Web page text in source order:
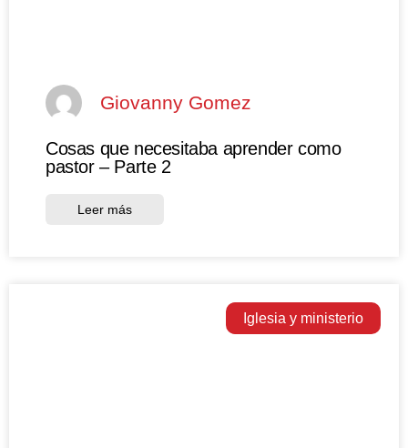
Giovanny Gomez
Cosas que necesitaba aprender como
pastor – Parte 2
Leer más
Iglesia y ministerio